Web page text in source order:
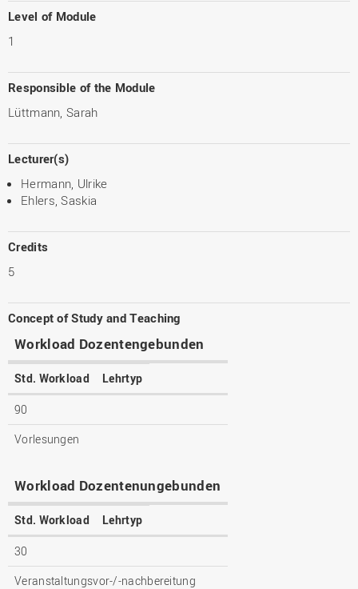
Level of Module
1
Responsible of the Module
Lüttmann, Sarah
Lecturer(s)
Hermann, Ulrike
Ehlers, Saskia
Credits
5
Concept of Study and Teaching
Workload Dozentengebunden
Std. Workload Lehrtyp
90
Vorlesungen
Workload Dozentenungebunden
Std. Workload Lehrtyp
30
Veranstaltungsvor-/-nachbereitung